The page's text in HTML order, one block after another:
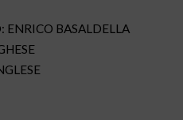
ENRICO BASALDELLA